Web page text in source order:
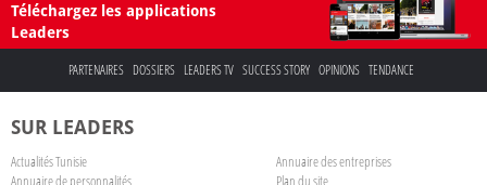
Téléchargez les applications
Leaders
PARTENAIRES DOSSIERS LEADERS TV SUCCESS STORY OPINIONS TENDANCE
SUR LEADERS
Actualités Tunisie
Annuaire des entreprises
Annuaire de personnalités
Plan du site